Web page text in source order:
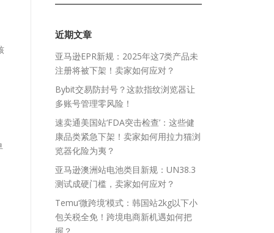
近期文章
亚马逊EPR新规：2025年这7类产品未
注册将被下架！卖家如何应对？
Bybit交易防封号？这款指纹浏览器让
多账号管理零风险！
速卖通美国站‘FDA突击检查’：这些健
康品类紧急下架！卖家如何用拉力猫浏
览器化险为夷？
亚马逊澳洲站电池类目新规：UN38.3
测试成硬门槛，卖家如何应对？
Temu‘微跨境’模式：韩国站2kg以下小
包关税全免！跨境电商新机遇如何把